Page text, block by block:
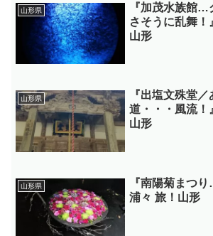
山形県
『加茂水族館…
さそうに乱舞！
山形
山形県
『出塩文殊堂
道・・・風流！
山形
山形県
『南陽菊まつ
浦々 旅！山形